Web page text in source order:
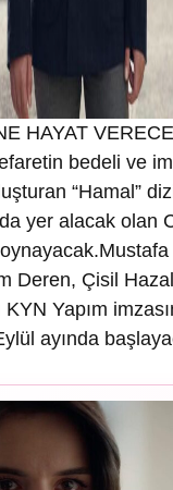
HAYAT
bedeli ve
“Hamal”
yer alacak olan
Deren, Çisil
KYN Yapım
ayında